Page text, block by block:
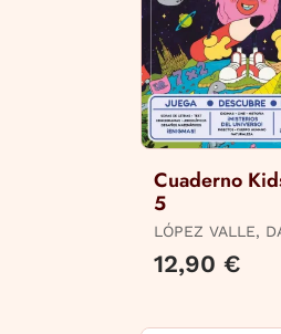
Cuaderno
5
LÓPEZ VALLE,
12,90 €